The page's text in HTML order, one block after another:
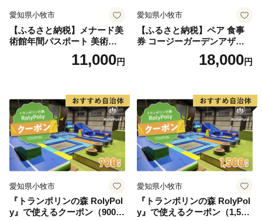
愛知県小牧市
【ふるさと納税】メナード美
術館年間パスポート 美術館
11,000円
愛知県小牧市
【ふるさと納税】ペア 食事
券 コージーガーデンアザレ
ア アフタヌーン宝石箱 ホテ
ル特製 デザート 6種類 サン
ティー チケット 券 2名様分
お祝 誕生日 記念日 名鉄小牧
ホテル 愛知県 小牧市 送料無
料
18,000円
愛知県小牧市
『トランポリンの森 RolyPol
y』で使えるクーポン（900
愛知県小牧市
『トランポリンの森 RolyPol
y』で使えるクーポン（1,500